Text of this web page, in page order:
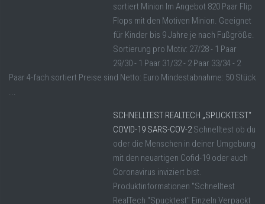
sortiert Minion Im Angebot 820 Paar Flip
Flops mit den Motiven Minion. Geeignet
für Kinder bis 9 Jahre je nach Fußgröße.
Sortierung pro Motiv: 27/28 - 1 Paar
29/30 - 1 Paar 31/32 - 2 Paar 33/34 - 2
Paar 4-fach sortiert Preise sind Netto: Euro Mindestabnahme: 50 Stück
...
SCHNELLTEST REALTECH „SPUCKTEST“
COVID-19 SARS-COV-2 Schnelltest ob du
oder die Menschen in deiner Umgebung
mit den neuartigen Cofid-19 oder auch
Coronavirus inviziert bist.
Produktinformationen "Schnelltest
RealTech "Spucktest" Einzeln Verpackt